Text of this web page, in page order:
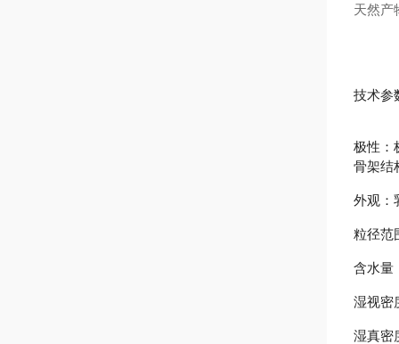
天然产
技术参
极性：
骨架结
外观：
粒径范
含水量
湿视密
湿真密